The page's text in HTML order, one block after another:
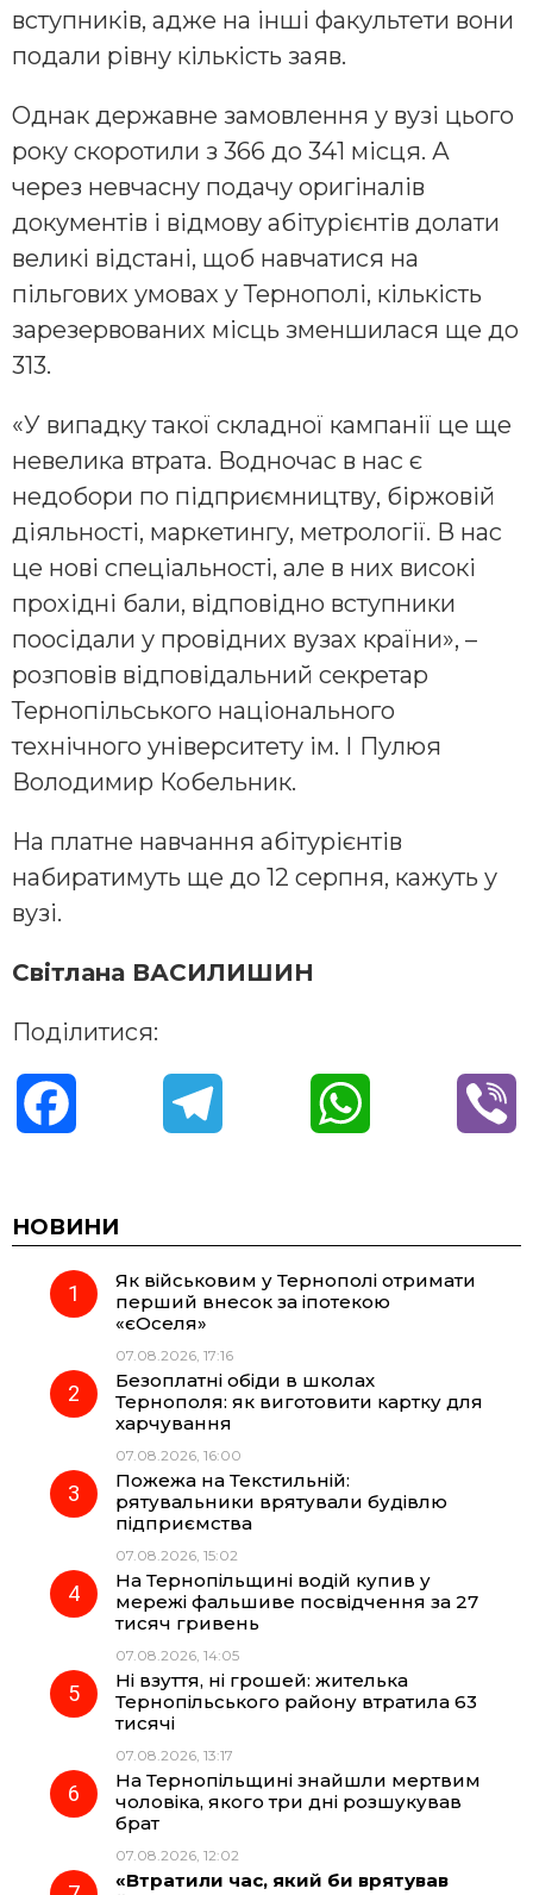
вступників, адже на інші факультети вони
подали рівну кількість заяв.
Однак державне замовлення у вузі цього
року скоротили з 366 до 341 місця. А
через невчасну подачу оригіналів
документів і відмову абітурієнтів долати
великі відстані, щоб навчатися на
пільгових умовах у Тернополі, кількість
зарезервованих місць зменшилася ще до
313.
«У випадку такої складної кампанії це ще
невелика втрата. Водночас в нас є
недобори по підприємництву, біржовій
діяльності, маркетингу, метрології. В нас
це нові спеціальності, але в них високі
прохідні бали, відповідно вступники
поосідали у провідних вузах країни», –
розповів відповідальний секретар
Тернопільського національного
технічного університету ім. І Пулюя
Володимир Кобельник.
На платне навчання абітурієнтів
набиратимуть ще до 12 серпня, кажуть у
вузі.
Світлана ВАСИЛИШИН
Поділитися:
c
e
o
k
e
r
a
m
t
A
p
НОВИНИ
Як військовим у Тернополі отримати
перший внесок за іпотекою
«єОселя»
07.08.2026, 17:16
Безоплатні обіди в школах
Тернополя: як виготовити картку для
харчування
07.08.2026, 16:00
Пожежа на Текстильній:
рятувальники врятували будівлю
підприємства
07.08.2026, 15:02
На Тернопільщині водій купив у
мережі фальшиве посвідчення за 27
тисяч гривень
07.08.2026, 14:05
Ні взуття, ні грошей: жителька
Тернопільського району втратила 63
тисячі
07.08.2026, 13:17
На Тернопільщині знайшли мертвим
чоловіка, якого три дні розшукував
брат
07.08.2026, 12:02
«Втратили час, який би врятував